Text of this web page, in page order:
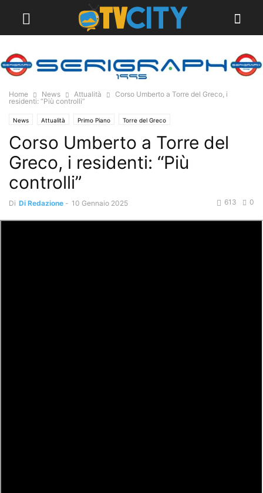
Home News Attualità
Corso Umberto a Torre del Greco, i
residenti: “Più controlli”
News Attualità Primo Piano Torre del Greco
Corso Umberto a Torre del
Greco, i residenti: “Più
controlli”
Di Di Redazione - 10 Gennaio 2025 0
613